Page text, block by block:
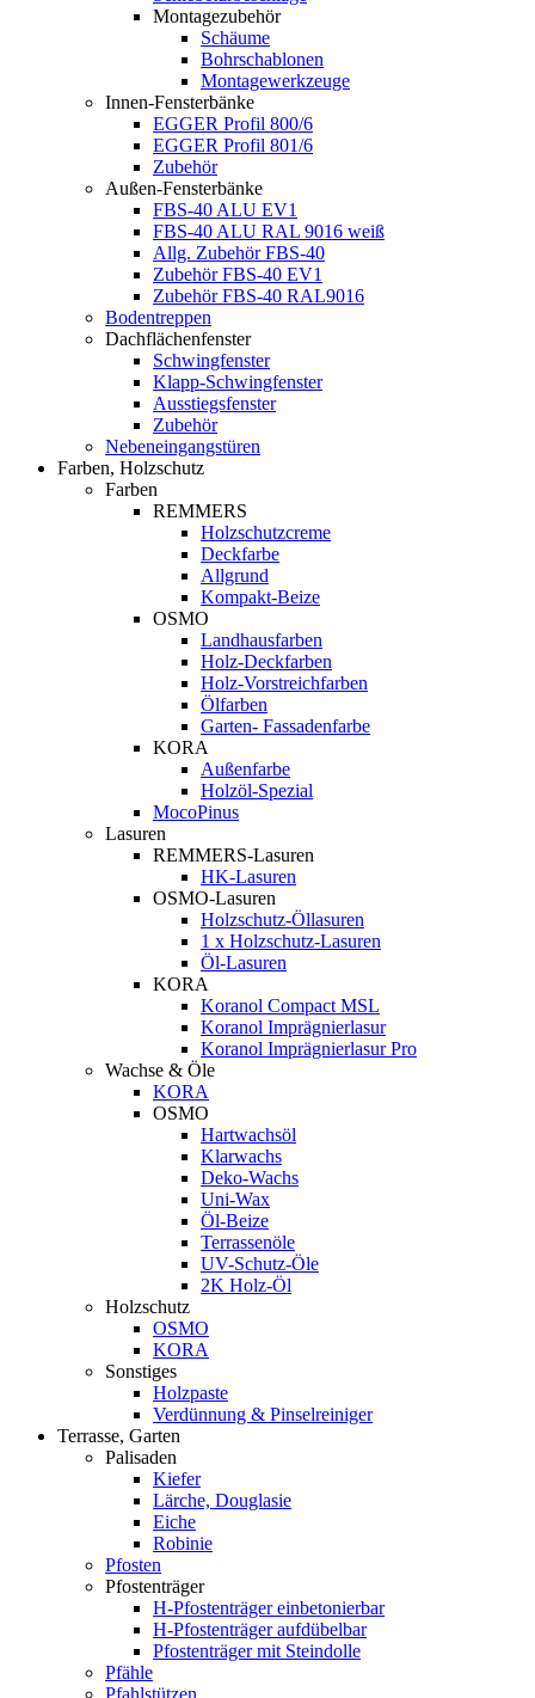
Montagezubehör
Schäume
Bohrschablonen
Montagewerkzeuge
Innen-Fensterbänke
EGGER Profil 800/6
EGGER Profil 801/6
Zubehör
Außen-Fensterbänke
FBS-40 ALU EV1
FBS-40 ALU RAL 9016 weiß
Allg. Zubehör FBS-40
Zubehör FBS-40 EV1
Zubehör FBS-40 RAL9016
Bodentreppen
Dachflächenfenster
Schwingfenster
Klapp-Schwingfenster
Ausstiegsfenster
Zubehör
Nebeneingangstüren
Farben, Holzschutz
Farben
REMMERS
Holzschutzcreme
Deckfarbe
Allgrund
Kompakt-Beize
OSMO
Landhausfarben
Holz-Deckfarben
Holz-Vorstreichfarben
Ölfarben
Garten- Fassadenfarbe
KORA
Außenfarbe
Holzöl-Spezial
MocoPinus
Lasuren
REMMERS-Lasuren
HK-Lasuren
OSMO-Lasuren
Holzschutz-Öllasuren
1 x Holzschutz-Lasuren
Öl-Lasuren
KORA
Koranol Compact MSL
Koranol Imprägnierlasur
Koranol Imprägnierlasur Pro
Wachse & Öle
KORA
OSMO
Hartwachsöl
Klarwachs
Deko-Wachs
Uni-Wax
Öl-Beize
Terrassenöle
UV-Schutz-Öle
2K Holz-Öl
Holzschutz
OSMO
KORA
Sonstiges
Holzpaste
Verdünnung & Pinselreiniger
Terrasse, Garten
Palisaden
Kiefer
Lärche, Douglasie
Eiche
Robinie
Pfosten
Pfostenträger
H-Pfostenträger einbetonierbar
H-Pfostenträger aufdübelbar
Pfostenträger mit Steindolle
Pfähle
Pfahlstützen